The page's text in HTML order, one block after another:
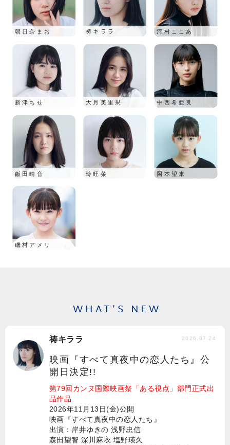
朝日奈まお 祷キララ 河村ここあ
新津ちせ 大月美里果 中西希亜良
飯田晴音 玲旺菜 岡本望来
磯村アメリ
WHAT’S NEW
祷キララ
映画『すべて真夜中の恋人たち』公
開日決定!!
第79回カンヌ国際映画祭「ある視点」部門正式出
品作品
2026年11月13日(金)公開
映画『すべて真夜中の恋人たち』
出演：岸井ゆきの 浅野忠信
森田望智 深川麻衣 塩野瑛久
2026.07.24